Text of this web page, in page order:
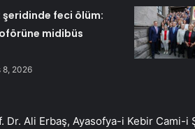
şeridinde feci ölüm:
midibüs
8, 2026
Ali Erbaş, Ayasofya-i Kebir Cami-i